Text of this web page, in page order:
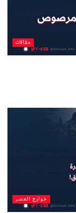
مقالات
خوارج العصر